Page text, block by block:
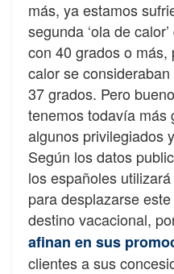
más, ya estamos
segunda ‘ola de
con 40 grados o
calor se
37 grados. Pero
tenemos todavía más
algunos privilegiados
Según los datos
los españoles
para desplazarse
destino vacacional,
afinan en sus
clientes a sus